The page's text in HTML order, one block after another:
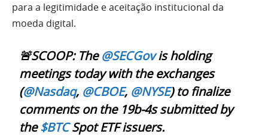
para a legitimidade e aceitação institucional da
moeda digital.
🚨SCOOP: The@SECGovis holding
meetings today with the exchanges
(@Nasdaq, @CBOE, @NYSE) to finalize
comments on the 19b-4s submitted by
the$BTCSpot ETF issuers.